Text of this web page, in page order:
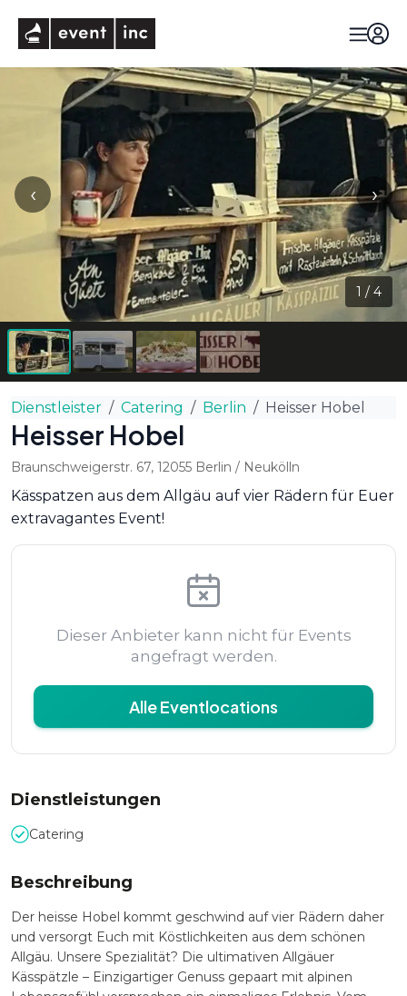
‹ ›
1 / 4
Dienstleister Catering Berlin Heisser Hobel
Heisser Hobel
Braunschweigerstr. 67, 12055 Berlin / Neukölln
Kässpatzen aus dem Allgäu auf vier Rädern für Euer
extravagantes Event!
Dieser Anbieter kann nicht für Events
angefragt werden.
Alle Eventlocations
Dienstleistungen
Catering
Beschreibung
Der heisse Hobel kommt geschwind auf vier Rädern daher
und versorgt Euch mit Köstlichkeiten aus dem schönen
Allgäu. Unsere Spezialität? Die ultimativen Allgäuer
Kässpätzle – Einzigartiger Genuss gepaart mit alpinen